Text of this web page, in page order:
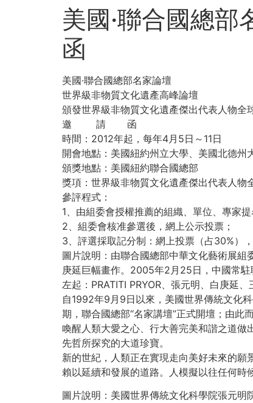
美國·聯合國總
函
美國·聯合國總部名家論壇
世界級非物質文化遺產高峰論壇
頒發世界級非物質文化遺產傑出代表人物全
邀 請 函
時間：2012年起，每年4月5日～11日
開會地點：美國紐約州立大學、美國北德州
頒獎地點：美國紐約聯合國總部
獎項：世界級非物質文化遺產傑出代表人物
參評程式：
1、由組委會授權推薦的組織、單位、專家提
2、組委會核准參選後，網上公示投票；
3、評選採取記分制：網上投票（占30%）
圖片說明：由聯合國總部中華文化藝術展
庚延巨幅畫作。2005年2月25日，中國常駐
左起：PRATITI PRYOR、張元明、白庚延、
自1992年9月9日以來，美國世界傳統文化
期，聯合國總部“名家講壇”正式開壇；由
喚醒人類大愛之心、行大善完美和諧之道
先哲所探究的大道珍寶。
新的世紀，人類正在實現走向美好未來的
賴以延續和發展的道路。人模擬以往任何時
圖片說明：美國世界傳統文化科學院張元